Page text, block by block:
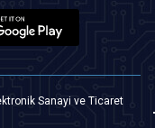
Sanayi ve Ticaret